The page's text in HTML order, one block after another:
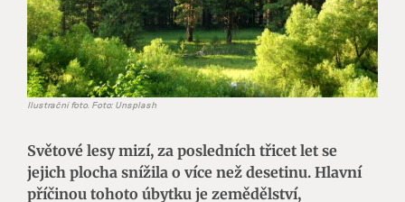
Ilustrační foto. Foto: Unsplash
Světové lesy mizí, za posledních třicet let se
jejich plocha snížila o více než desetinu. Hlavní
příčinou tohoto úbytku je zemědělství,